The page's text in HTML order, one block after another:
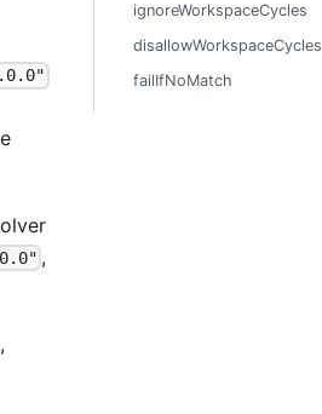
,
ignoreWorkspaceCycles
disallowWorkspaceCycles
failIfNoMatch